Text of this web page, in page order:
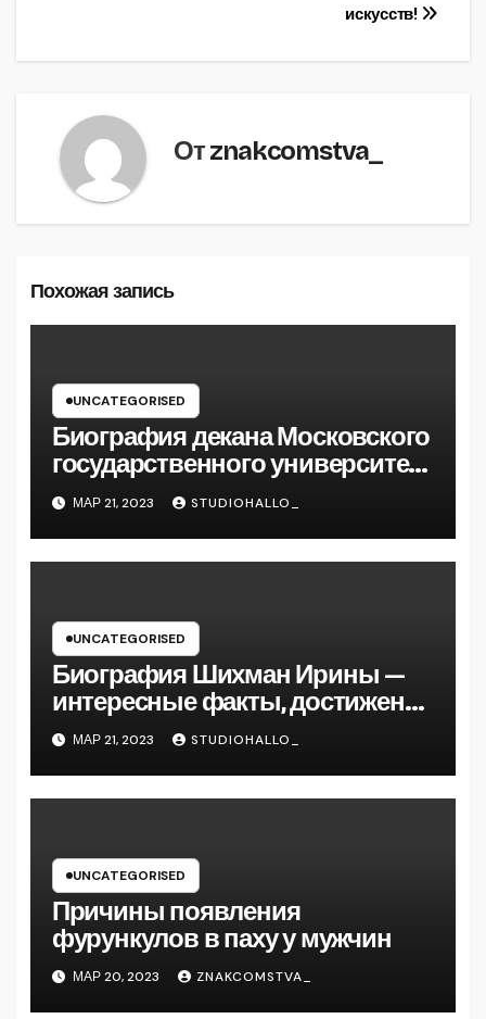
искусств!
Отznakcomstva_
Похожая запись
UNCATEGORISED
Биография декана Московского
государственного университета
Андрея Сидорова — от студента
до руководителя
МАР 21, 2023 STUDIOHALLO_
UNCATEGORISED
Биография Шихман Ирины —
интересные факты, достижения
и путь к успеху
МАР 21, 2023 STUDIOHALLO_
UNCATEGORISED
Причины появления
фурункулов в паху у мужчин
МАР 20, 2023 ZNAKCOMSTVA_